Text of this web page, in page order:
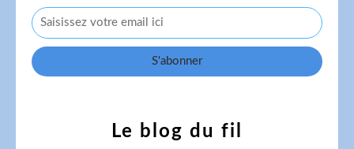
Le blog du fil